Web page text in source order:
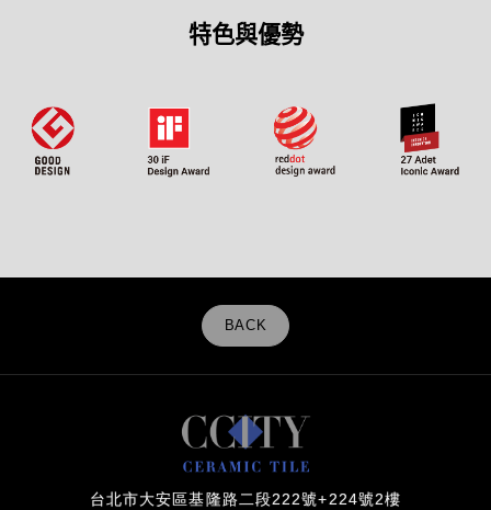
特色與優勢
BACK
台北市大安區基隆路二段222號+224號2樓